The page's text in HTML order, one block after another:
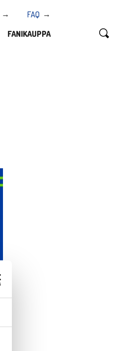
FAQ
FANIKAUPPA